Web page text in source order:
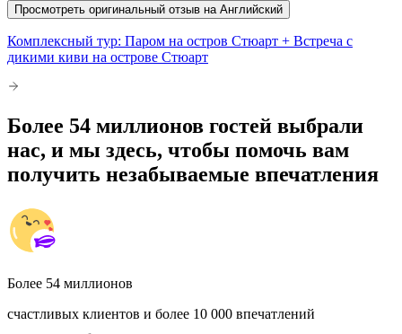
Просмотреть оригинальный отзыв на Английский
Комплексный тур: Паром на остров Стюарт + Встреча с
дикими киви на острове Стюарт
Более 54 миллионов гостей выбрали
нас, и мы здесь, чтобы помочь вам
получить незабываемые впечатления
Более 54 миллионов
счастливых клиентов и более 10 000 впечатлений